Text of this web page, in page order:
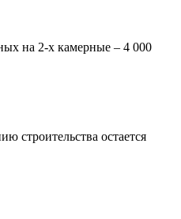
на 2-х камерные – 4 000
строительства остается